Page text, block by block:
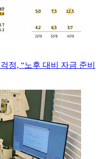
정, “노후 대비 자금 준비